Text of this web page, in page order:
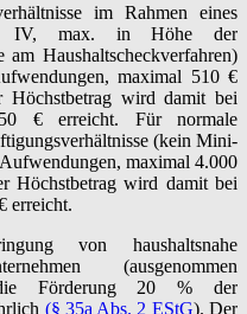
im Rahmen eines
IV, max. in Höhe der
Haushaltscheckverfahren)
maximal 510 €
Höchstbetrag wird damit bei
€ erreicht. Für normale
(kein Mini-
maximal 4.000
Höchstbetrag wird damit bei
erreicht.
von haushaltsnahe
(ausgenommen
die Förderung 20 % der
(§ 35a Abs. 2 EStG). Der